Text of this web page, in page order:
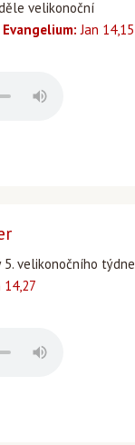
velikonoční
Evangelium: Jan 14,15
5. velikonočního týdne
14,27